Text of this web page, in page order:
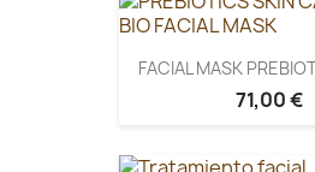
FACIAL MASK
71,00 €